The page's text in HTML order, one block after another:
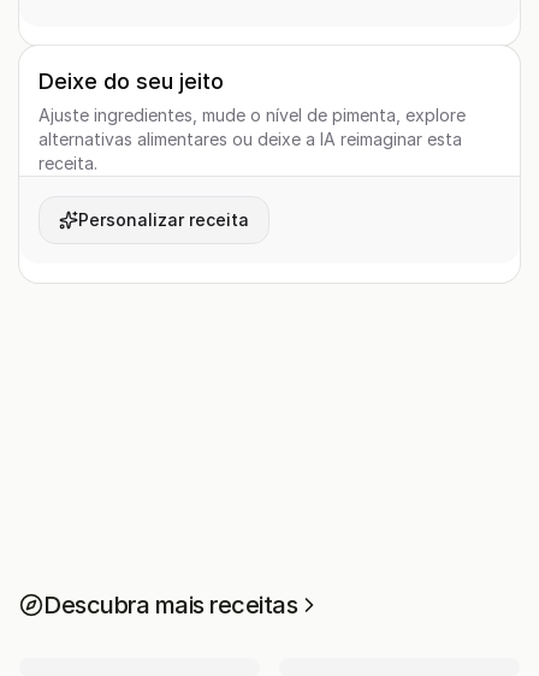
Deixe do seu jeito
Ajuste ingredientes, mude o nível de pimenta, explore
alternativas alimentares ou deixe a IA reimaginar esta
receita.
Personalizar receita
Descubra mais receitas